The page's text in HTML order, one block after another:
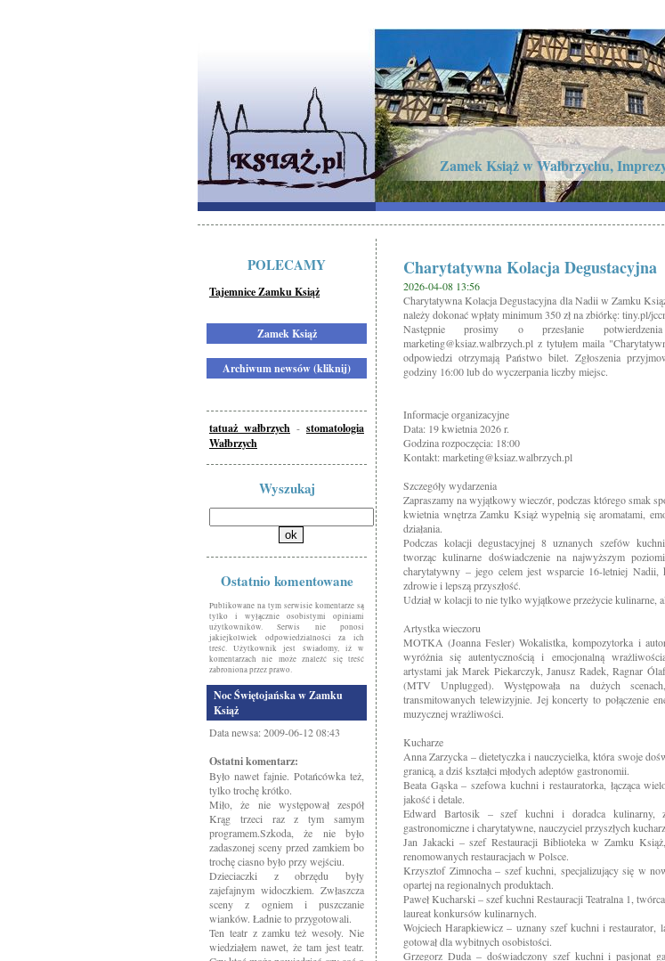
Zamek Książ w Wałbrzychu,
POLECAMY
Tajemnice Zamku Książ
Zamek Książ
Archiwum newsów (kliknij)
tatuaż wałbrzych - stomatologia
Wałbrzych
Wyszukaj
Ostatnio komentowane
Publikowane na tym serwisie komentarze są
tylko i wyłącznie osobistymi opiniami
użytkowników. Serwis nie ponosi
jakiejkolwiek odpowiedzialności za ich
treść. Użytkownik jest świadomy, iż w
komentarzach nie może znaleźć się treść
zabroniona przez prawo.
Noc Świętojańska w Zamku
Książ
Data newsa: 2009-06-12 08:43
Ostatni komentarz:
Było nawet fajnie. Potańcówka też,
tylko trochę krótko.
Miło, że nie występował zespół
Krąg trzeci raz z tym samym
programem.Szkoda, że nie było
zadaszonej sceny przed zamkiem bo
trochę ciasno było przy wejściu.
Dzieciaczki z obrzędu były
zajefajnym widoczkiem. Zwłaszcza
sceny z ogniem i puszczanie
wianków. Ładnie to przygotowali.
Ten teatr z zamku też wesoły. Nie
wiedziałem nawet, że tam jest teatr.
Charytatywna Kolacja Degustacyjna
2026-04-08 13:56
Charytatywna Kolacja Degustacyjna dla Nadii w Zamku
należy dokonać wpłaty minimum 350 zł na zbiórkę: tiny.pl/
Następnie prosimy o przesłanie
marketing@ksiaz.walbrzych.pl z tytułem maila
odpowiedzi otrzymają Państwo bilet. Zgłoszenia
godziny 16:00 lub do wyczerpania liczby miejsc.
Informacje organizacyjne
Data: 19 kwietnia 2026 r.
Godzina rozpoczęcia: 18:00
Kontakt: marketing@ksiaz.walbrzych.pl
Szczegóły wydarzenia
Zapraszamy na wyjątkowy wieczór, podczas którego smak
kwietnia wnętrza Zamku Książ wypełnią się aromatami,
działania.
Podczas kolacji degustacyjnej 8 uznanych szefów
tworząc kulinarne doświadczenie na najwyższym
charytatywny – jego celem jest wsparcie 16-letniej Nadii,
zdrowie i lepszą przyszłość.
Udział w kolacji to nie tylko wyjątkowe przeżycie kulinarne,
Artystka wieczoru
MOTKA (Joanna Fesler) Wokalistka, kompozytorka i
wyróżnia się autentycznością i emocjonalną
artystami jak Marek Piekarczyk, Janusz Radek, Ragnar
(MTV Unplugged). Występowała na dużych
transmitowanych telewizyjnie. Jej koncerty to połączenie
muzycznej wrażliwości.
Kucharze
Anna Zarzycka – dietetyczka i nauczycielka, która swoje
granicą, a dziś kształci młodych adeptów gastronomii.
Beata Gąska – szefowa kuchni i restauratorka, łącząca
jakość i detale.
Edward Bartosik – szef kuchni i doradca kulinarny,
gastronomiczne i charytatywne, nauczyciel przyszłych
Jan Jakacki – szef Restauracji Biblioteka w Zamku
renomowanych restauracjach w Polsce.
Krzysztof Zimnocha – szef kuchni, specjalizujący się w
opartej na regionalnych produktach.
Paweł Kucharski – szef kuchni Restauracji Teatralna 1,
laureat konkursów kulinarnych.
Wojciech Harapkiewicz – uznany szef kuchni i restaurator,
gotował dla wybitnych osobistości.
Grzegorz Duda – doświadczony szef kuchni i pasjonat